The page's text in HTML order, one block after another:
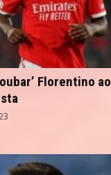
Florentino